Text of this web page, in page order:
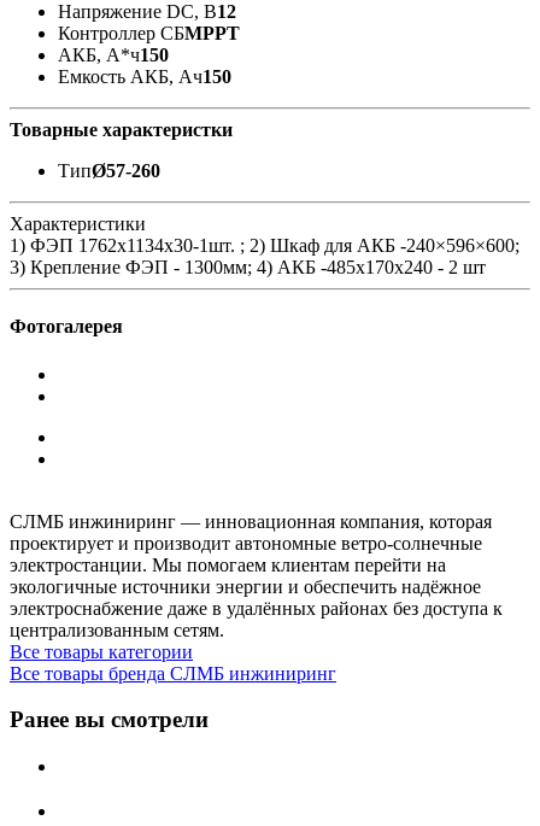
Напряжение DC, В12
Контроллер СБMPPT
АКБ, А*ч150
Емкость АКБ, Ач150
Товарные характеристки
ТипØ57-260
Характеристики
1) ФЭП 1762х1134x30-1шт. ; 2) Шкаф для АКБ -240×596×600;
3) Крепление ФЭП - 1300мм; 4) АКБ -485x170x240 - 2 шт
Фотогалерея
СЛМБ инжиниринг — инновационная компания, которая
проектирует и производит автономные ветро‑солнечные
электростанции. Мы помогаем клиентам перейти на
экологичные источники энергии и обеспечить надёжное
электроснабжение даже в удалённых районах без доступа к
централизованным сетям.
Все товары категории
Все товары бренда СЛМБ инжиниринг
Ранее вы смотрели